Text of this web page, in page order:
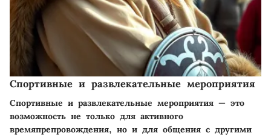
Спортивные и развлекательные мероприятия
Спортивные и развлекательные мероприятия — это
возможность не только для активного
времяпрепровождения, но и для общения с другими